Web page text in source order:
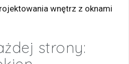
wnętrz z oknami
strony: